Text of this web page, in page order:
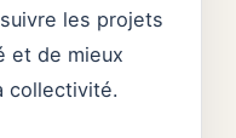
les projets
et de mieux
collectivité.